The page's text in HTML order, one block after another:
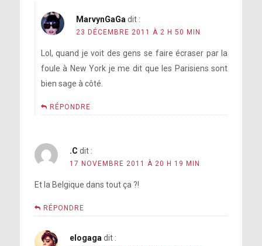
MarvynGaGa dit :
23 DÉCEMBRE 2011 À 2 H 50 MIN
Lol, quand je voit des gens se faire écraser par la
foule à New York je me dit que les Parisiens sont
bien sage à côté.
RÉPONDRE
.C dit :
17 NOVEMBRE 2011 À 20 H 19 MIN
Et la Belgique dans tout ça ?!
RÉPONDRE
elogaga dit :